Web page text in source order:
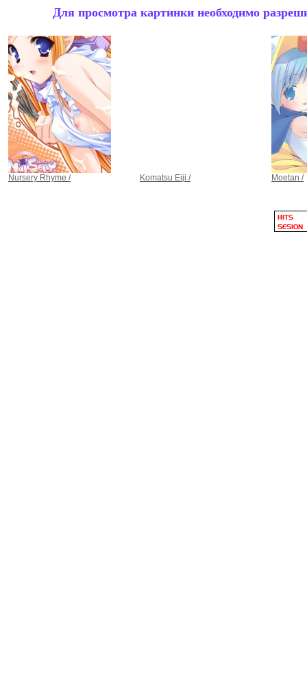
Для просмотра картинки необходимо
Nursery Rhyme / Komatsu Eiji / Moetan /